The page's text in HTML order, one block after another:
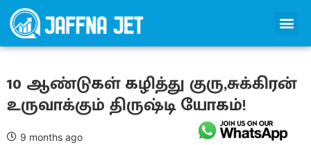
10 ஆண்டுகள் கழித்து குரு,சுக்கிரன்
உருவாக்கும் திருஷ்டி யோகம்!
9 months ago